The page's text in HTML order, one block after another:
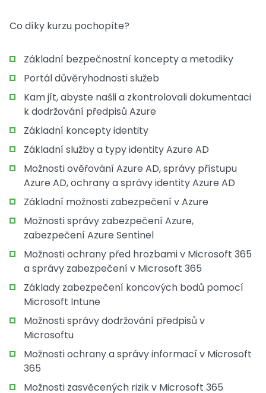
Co díky kurzu pochopíte?
Základní bezpečnostní koncepty a metodiky
Portál důvěryhodnosti služeb
Kam jít, abyste našli a zkontrolovali dokumentaci
k dodržování předpisů Azure
Základní koncepty identity
Základní služby a typy identity Azure AD
Možnosti ověřování Azure AD, správy přístupu
Azure AD, ochrany a správy identity Azure AD
Základní možnosti zabezpečení v Azure
Možnosti správy zabezpečení Azure,
zabezpečení Azure Sentinel
Možnosti ochrany před hrozbami v Microsoft 365
a správy zabezpečení v Microsoft 365
Základy zabezpečení koncových bodů pomocí
Microsoft Intune
Možnosti správy dodržování předpisů v
Microsoftu
Možnosti ochrany a správy informací v Microsoft
365
Možnosti zasvěcených rizik v Microsoft 365